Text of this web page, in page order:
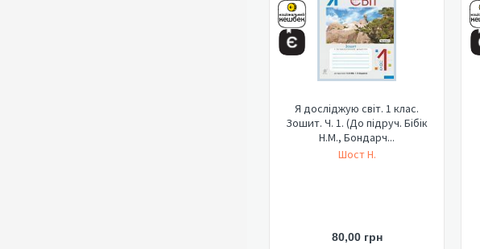
Я досліджую світ. 1 клас.
Зошит. Ч. 1. (До підруч. Бібік
Н.М., Бондарч...
Шост Н.
80,00 грн